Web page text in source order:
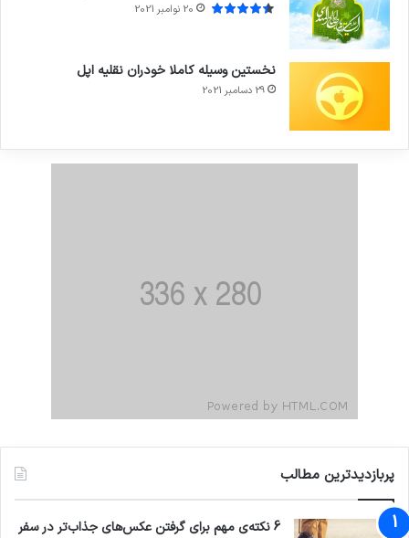
20 نوامبر 2021
نخستین وسیله کاملا خودران نقلیه اپل
29 دسامبر 2021
پربازدیدترین مطالب
6 نکته‌ی مهم برای گرفتن عکس‌های جذاب‌تر در سفر